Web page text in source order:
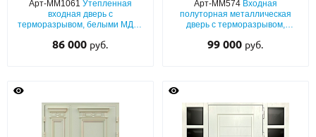
Арт-ММ1061 Утепленная
входная дверь с
терморазрывом, белыми МДФ-
кованой решеткой «листья» и
86 000 руб.
Арт-ММ574 Входная
полуторная металлическая
дверь с терморазрывом,
ковкой и фигурными стеклами
99 000 руб.